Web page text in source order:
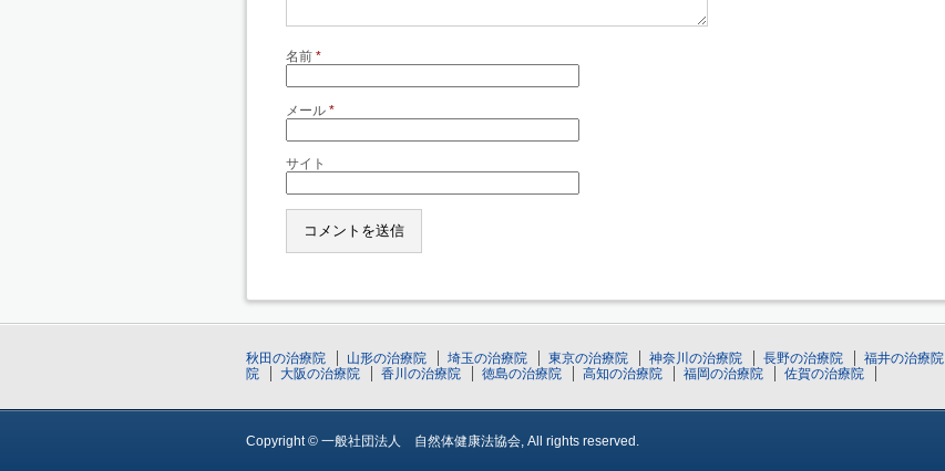
名前 *
メール *
サイト
秋田の治療院 山形の治療院 埼玉の治療院 東京の治療院 神奈川の治療院 長野の治療院 福井の治療院
院
大阪の治療院 香川の治療院 徳島の治療院 高知の治療院 福岡の治療院 佐賀の治療院
Copyright © 一般社団法人 自然体健康法協会, All rights reserved.